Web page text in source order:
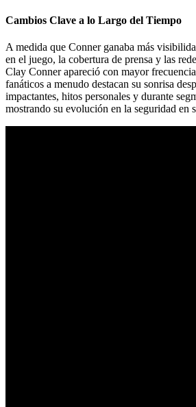
Cambios Clave a lo Largo del Tiempo
A medida que Conner ganaba más
en el juego, la cobertura de prensa y las
Clay Conner apareció con mayor
fanáticos a menudo destacan su sonrisa
impactantes, hitos personales y durante
mostrando su evolución en la seguridad en